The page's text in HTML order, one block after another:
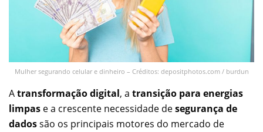
Mulher segurando celular e dinheiro – Créditos: depositphotos.com / burdun
Atransformação digital, a transição para energias
limpas e a crescente necessidade desegurança de
dadossão os principais motores do mercado de